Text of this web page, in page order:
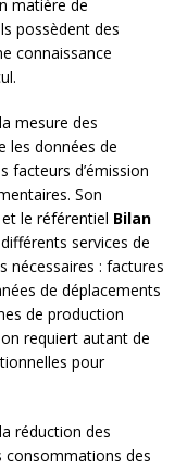
matière de
possèdent des
connaissance
mesure des
les données de
facteurs d’émission
Son
le référentiel Bilan
services de
nécessaires : factures
de déplacements
de production
requiert autant de
pour
réduction des
consommations des